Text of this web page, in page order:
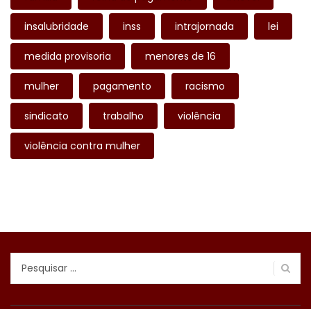
insalubridade inss intrajornada lei
medida provisoria menores de 16
mulher pagamento racismo
sindicato trabalho violência
violência contra mulher